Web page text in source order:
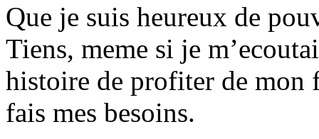
Que je suis heureux de
Tiens, meme si je
histoire de profiter de mon
fais mes besoins.